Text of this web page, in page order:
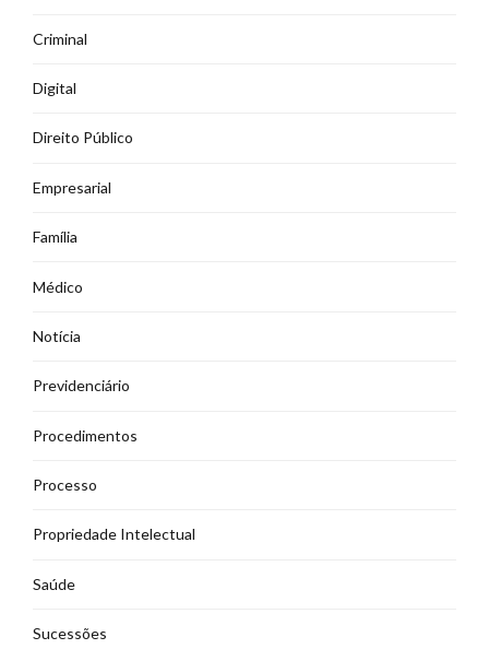
Criminal
Digital
Direito Público
Empresarial
Família
Médico
Notícia
Previdenciário
Procedimentos
Processo
Propriedade Intelectual
Saúde
Sucessões